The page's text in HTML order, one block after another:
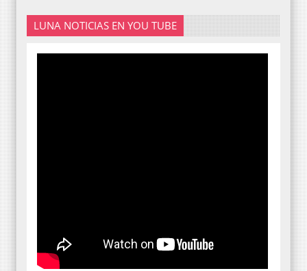
LUNA NOTICIAS EN YOU TUBE